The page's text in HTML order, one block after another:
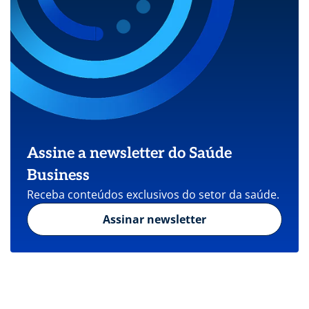
Assine a newsletter do Saúde
Business
Receba conteúdos exclusivos do setor da saúde.
Assinar newsletter